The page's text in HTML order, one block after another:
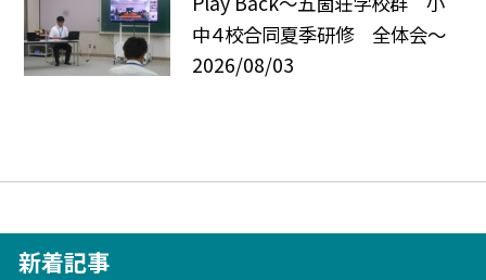
中４校合同夏季研修 全体会～
2026/08/03
新着記事